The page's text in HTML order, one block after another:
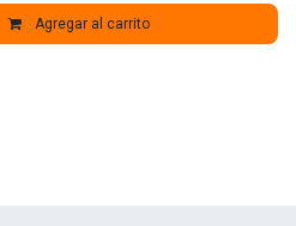
Agregar al carrito